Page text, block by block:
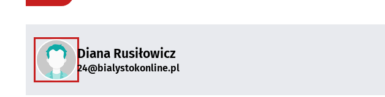
Diana Rusiłowicz
24@bialystokonline.pl